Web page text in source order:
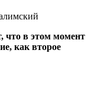
что в этом момент
как второе